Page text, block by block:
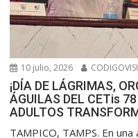
10 julio, 2026
¡DÍA DE LÁGRIMAS,
ÁGUILAS DEL CETis
ADULTOS
​TAMPICO, TAMPS. En